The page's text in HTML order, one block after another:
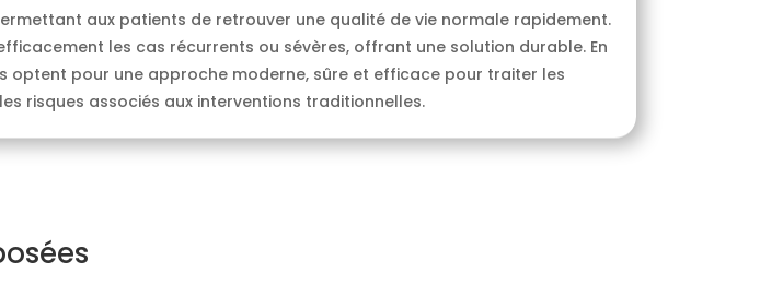
aux patients de retrouver une qualité de vie normale rapidement.
les cas récurrents ou sévères, offrant une solution durable. En
optent pour une approche moderne, sûre et efficace pour traiter les
risques associés aux interventions traditionnelles.